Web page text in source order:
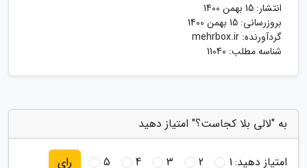
انتشار: 15 بهمن 1400
بروزرسانی: 15 بهمن 1400
گردآورنده: mehrbox.ir
شناسه مطلب: 11040
به "لالی بلا کجاست؟" امتیاز دهید
امتیاز دهید:1
2
3
4
5 رای